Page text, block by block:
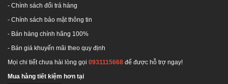
Sẽ tốt hơn nếu như có thể bố trí tường hoặc bờ bao
Đối với những khu vực cao như tháp nước, bồn chứa
nước Đại Thành đứng nên trang bị thêm dây đai để
giữ chặt các phía của bồn, đề phòng gió bão.
Nắp bồn nước nên được đậy kín để tránh bụi bẩn và
- Chính sách đổi trả hàng
- Chính sách bảo mật thông tin
- Bán hàng chính hãng 100%
- Bán giá khuyến mãi theo quy định
Mọi chi tiết chưa hài lòng gọi 0931115668 để được hỗ trợ ngay!
Mua hàng tiết kiệm hơn tại